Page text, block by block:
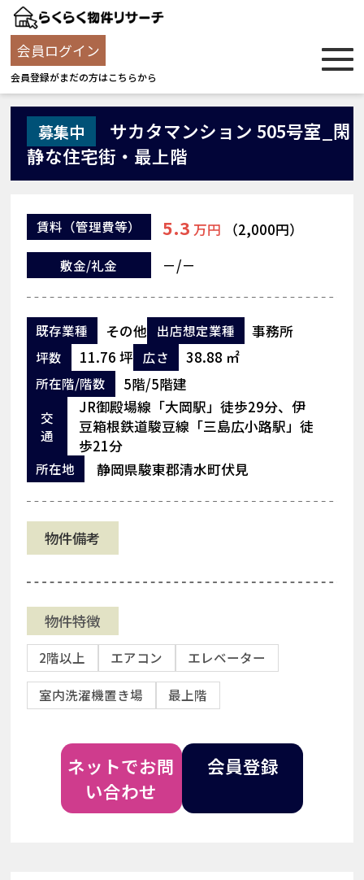
会員ログイン
会員登録がまだの方はこちらから
募集中
サカタマンション 505号室_閑
静な住宅街・最上階
賃料 （管理費等） 5.3 万円 （2,000円）
敷金/礼金 －/－
既存業種 その他 出店想定業種 事務所
坪数 11.76 坪 広さ 38.88 ㎡
所在階/階数 5階/5階建
交
通
JR御殿場線「大岡駅」徒歩29分、伊
豆箱根鉄道駿豆線「三島広小路駅」徒
歩21分
所在地 静岡県駿東郡清水町伏見
物件備考
物件特徴
2階以上 エアコン エレベーター
室内洗濯機置き場 最上階
ネットでお問
い合わせ
会員登録